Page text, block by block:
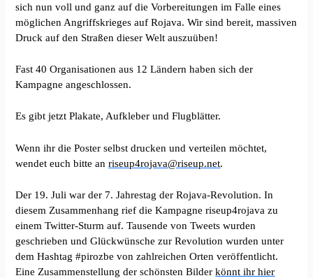
sich nun voll und ganz auf die Vorbereitungen im Falle eines
möglichen Angriffskrieges auf Rojava. Wir sind bereit, massiven
Druck auf den Straßen dieser Welt auszuüben!
Fast 40 Organisationen aus 12 Ländern haben sich der
Kampagne angeschlossen.
Es gibt jetzt Plakate, Aufkleber und Flugblätter.
Wenn ihr die Poster selbst drucken und verteilen möchtet,
wendet euch bitte anriseup4rojava@riseup.net.
Der 19. Juli war der 7. Jahrestag der Rojava-Revolution. In
diesem Zusammenhang rief die Kampagne riseup4rojava zu
einem Twitter-Sturm auf. Tausende von Tweets wurden
geschrieben und Glückwünsche zur Revolution wurden unter
dem Hashtag #pirozbe von zahlreichen Orten veröffentlicht.
Eine Zusammenstellung der schönsten Bilderkönnt ihr hier